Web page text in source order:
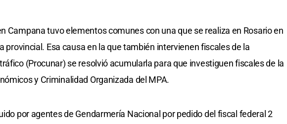
Campana tuvo elementos comunes con una que se realiza en Rosario en
provincial. Esa causa en la que también intervienen fiscales de la
(Procunar) se resolvió acumularla para que investiguen fiscales de la
y Criminalidad Organizada del MPA.
por agentes de Gendarmería Nacional por pedido del fiscal federal 2